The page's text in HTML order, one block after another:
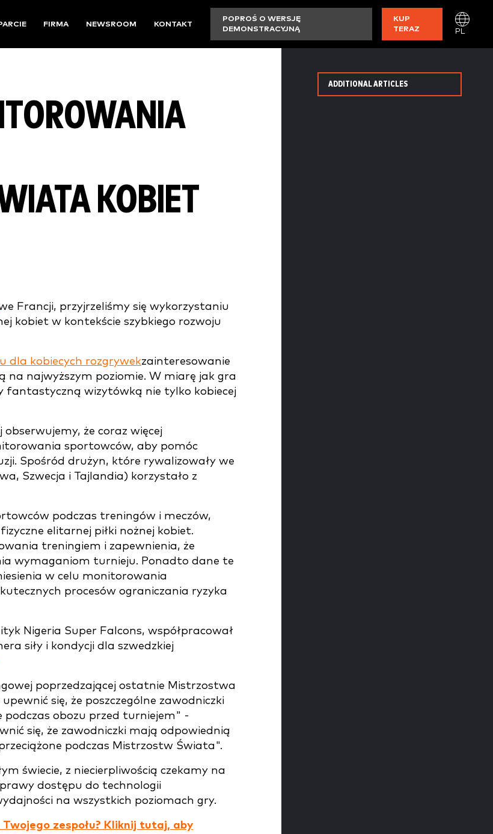
FIRMA NEWSROOM KONTAKT
POPROŚ O WERSJĘ
DEMONSTRACYJNĄ
KUP
TERAZ
PL
KOBIET
Francji, przyjrzeliśmy się wykorzystaniu
kobiet w kontekście szybkiego rozwoju
dla kobiecych rozgrywekzainteresowanie
najwyższym poziomie. W miarę jak gra
fantastyczną wizytówką nie tylko kobiecej
że coraz więcej
sportowców, aby pomóc
Spośród drużyn, które rywalizowały we
Szwecja i Tajlandia) korzystało z
podczas treningów i meczów,
elitarnej piłki nożnej kobiet.
treningiem i zapewnienia, że
wymaganiom turnieju. Ponadto dane te
w celu monitorowania
procesów ograniczania ryzyka
Nigeria Super Falcons, współpracował
siły i kondycji dla szwedzkiej
poprzedzającej ostatnie Mistrzostwa
się, że poszczególne zawodniczki
podczas obozu przed turniejem" -
się, że zawodniczki mają odpowiednią
podczas Mistrzostw Świata".
świecie, z niecierpliwością czekamy na
dostępu do technologii
na wszystkich poziomach gry.
zespołu? Kliknij tutaj, aby
ADDITIONAL ARTICLES